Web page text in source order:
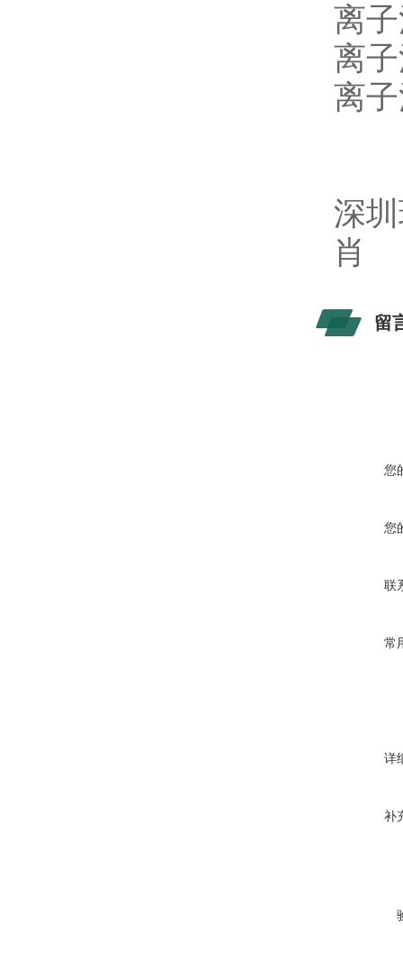
离
离
离
深
肖
留
您
您
联
常
详
补